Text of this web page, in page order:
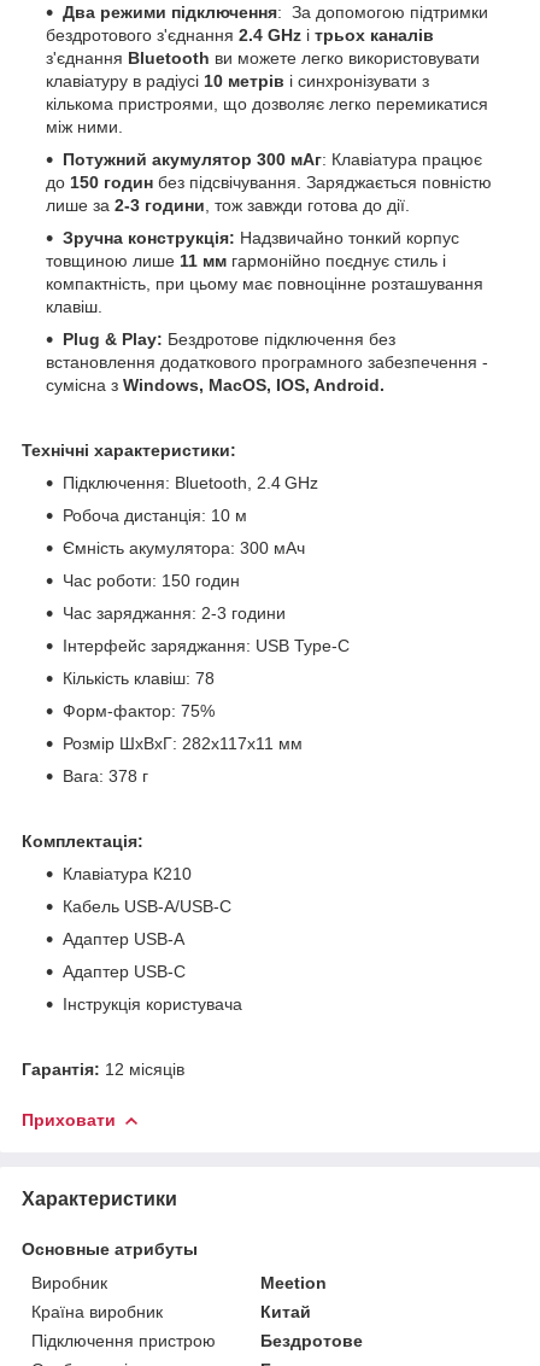
Два режими підключення: За допомогою підтримки
бездротового з'єднання 2.4 GHz і трьох каналів
з'єднання Bluetooth ви можете легко використовувати
клавіатуру в радіусі 10 метрів і синхронізувати з
кількома пристроями, що дозволяє легко перемикатися
між ними.
Потужний акумулятор 300 мАг: Клавіатура працює
до 150 годин без підсвічування. Заряджається повністю
лише за 2-3 години , тож завжди готова до дії.
Зручна конструкція: Надзвичайно тонкий корпус
товщиною лише 11 мм гармонійно поєднує стиль і
компактність, при цьому має повноцінне розташування
клавіш.
Plug & Play: Бездротове підключення без
встановлення додаткового програмного забезпечення -
сумісна з Windows, MacOS, IOS, Android.
Технічні характеристики:
Підключення: Bluetooth, 2.4GHz
Робоча дистанція: 10 м
Ємність акумулятора: 300 мАч
Час роботи: 150 годин
Час заряджання: 2-3 години
Інтерфейс заряджання: USB Type-C
Кількість клавіш: 78
Форм-фактор: 75%
Розмір ШхВхГ: 282х117х11 мм
Вага: 378 г
Комплектація:
Клавіатура К210
Кабель USB-A/USB-C
Адаптер USB-A
Адаптер USB-C
Інструкція користувача
Гарантія: 12 місяців
Приховати
Характеристики
Основные атрибуты
Виробник
Meetion
Країна виробник
Китай
Підключення пристрою
Бездротове